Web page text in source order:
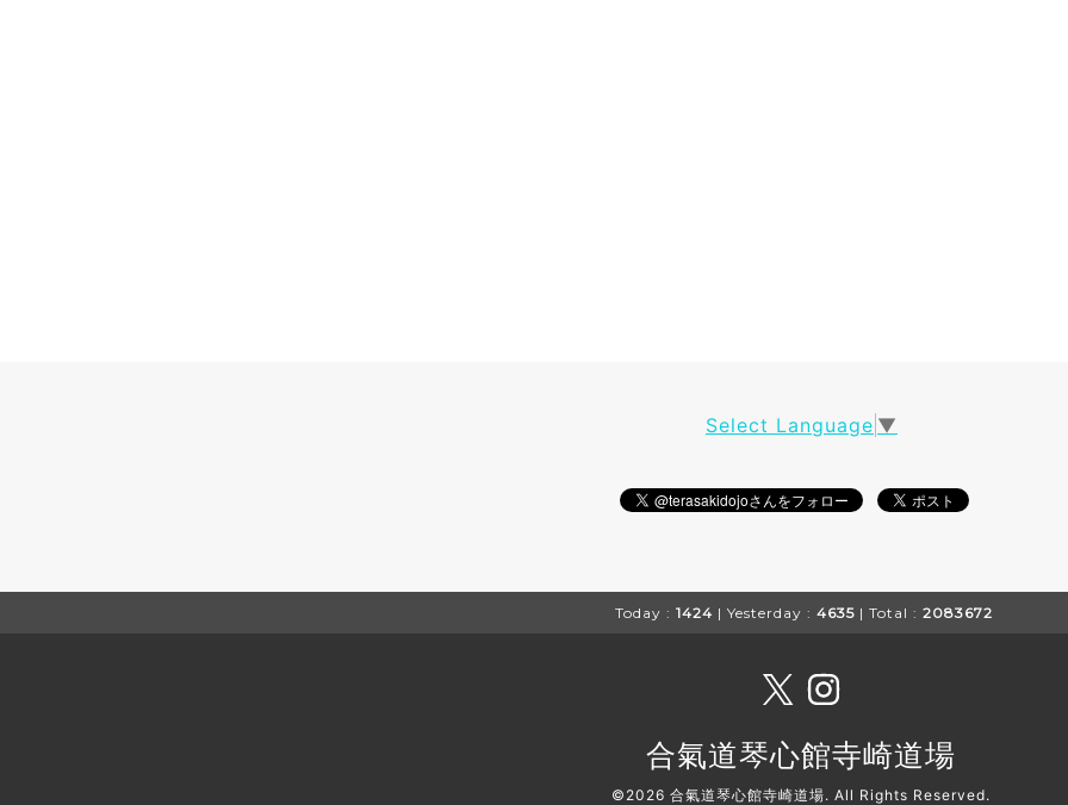
Select Language ▼
Today : 1424 | Yesterday : 4635 | Total : 2083672
合氣道琴心館寺崎道場
©2026 合氣道琴心館寺崎道場. All Rights Reserved.